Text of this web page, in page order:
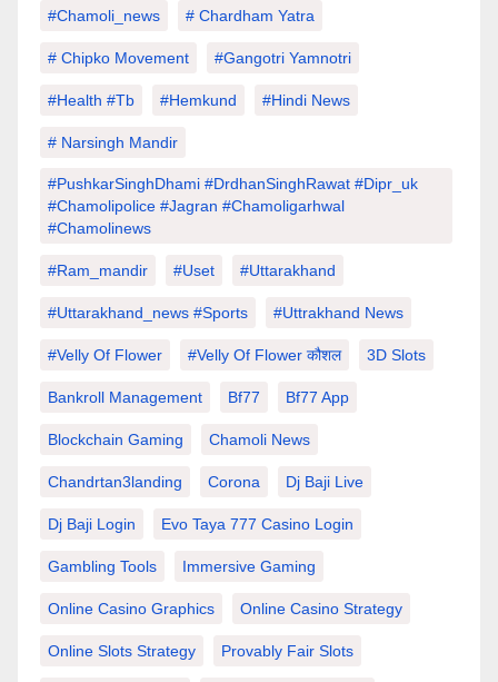
#chamoli_news # Chardham Yatra
# Chipko Movement #Gangotri Yamnotri
#Health #tb #hemkund #hindi News
# Narsingh Mandir
#PushkarSinghDhami #drdhanSinghRawat #dipr_uk
#chamolipolice #Jagran #chamoligarhwal
#chamolinews
#Ram_mandir #uset #uttarakhand
#Uttarakhand_news #sports #Uttrakhand News
#velly Of Flower #velly Of Flower कौशल 3D Slots
Bankroll Management Bf77 Bf77 App
Blockchain Gaming Chamoli News
Chandrtan3landing Corona Dj Baji Live
Dj Baji Login Evo Taya 777 Casino Login
Gambling Tools Immersive Gaming
Online Casino Graphics Online Casino Strategy
Online Slots Strategy Provably Fair Slots